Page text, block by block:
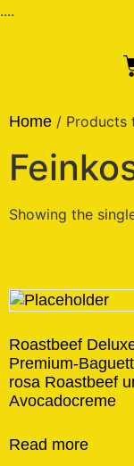
....
Home / Products
Showing the
Roastbeef
Premium-
rosa Roastbeef
Avocadocreme
Read more